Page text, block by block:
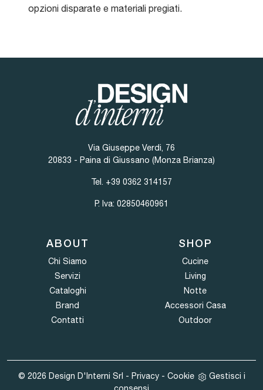
opzioni disparate e materiali pregiati.
Via Giuseppe Verdi, 76
20833 - Paina di Giussano (Monza Brianza)
Tel. +39 0362 314157
P. Iva: 02850460961
ABOUT
Chi Siamo
Servizi
Cataloghi
Brand
Contatti
SHOP
Cucine
Living
Notte
Accessori Casa
Outdoor
© 2026 Design D'Interni Srl - Privacy- Cookie
Gestisci i
consensi